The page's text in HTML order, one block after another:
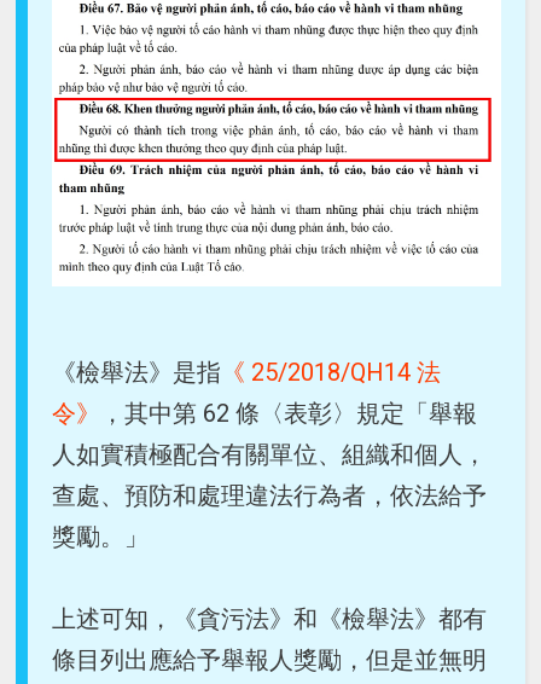
《檢舉法》是指 《 25/2018/QH14 法
令》
，其中第 62 條〈表彰〉規定「舉報
人如實積極配合有關單位、組織和個人，
查處、預防和處理違法行為者，依法給予
獎勵。」
上述可知，《貪污法》和《檢舉法》都有
條目列出應給予舉報人獎勵，但是並無明